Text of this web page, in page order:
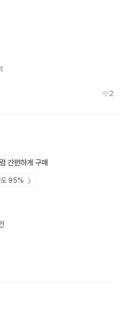
2
간편하게 구매
도95%